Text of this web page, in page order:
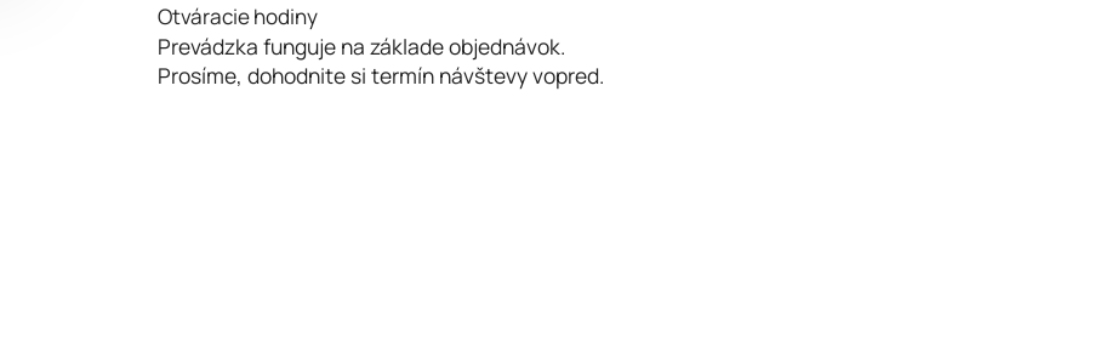
Otváracie hodiny
Prevádzka funguje na základe objednávok.
Prosíme, dohodnite si termín návštevy vopred.